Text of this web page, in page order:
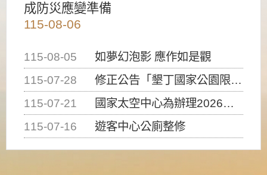
成防災應變準備
115-08-06
115-08-05
如夢幻泡影 應作如是觀
115-07-28
修正公告「墾丁國家公園限制水域遊憩活動之種類、範圍、時間及行為」，自即日生效。
115-07-21
國家太空中心為辦理2026台灣盃火箭競賽，陸、海、空域警戒及協調相關事宜，因颱風備案事宜
115-07-16
遊客中心公廁整修